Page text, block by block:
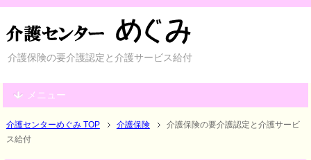
介護保険の要介護認定と介護サービス給付
メニュー
介護センターめぐみ TOP 介護保険
介護保険の要介護認定と介護サービ
ス給付